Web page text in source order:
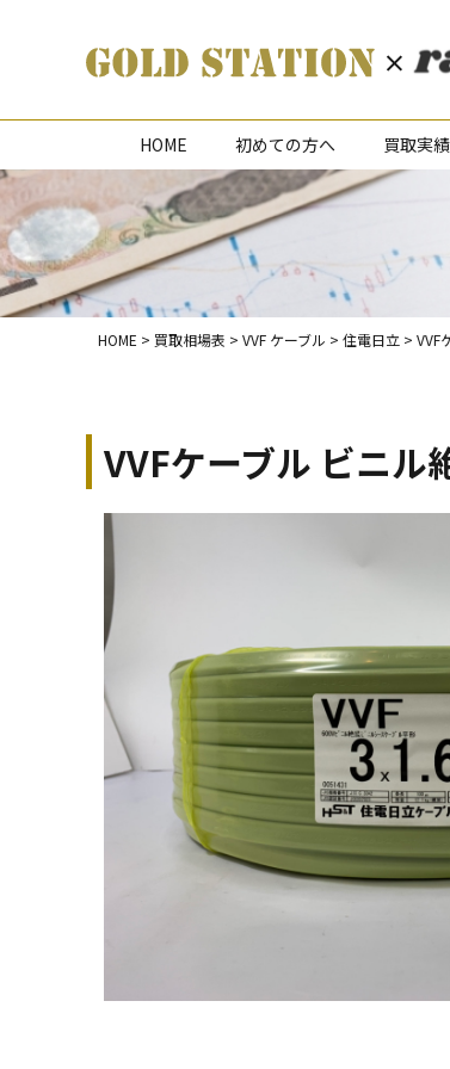
HOME 初めての方へ 買取実績
HOME > 買取相場表 > VVF ケーブル > 住電日立 > VVF
VVFケーブル ビニ